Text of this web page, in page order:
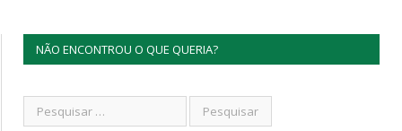
NÃO ENCONTROU O QUE QUERIA?